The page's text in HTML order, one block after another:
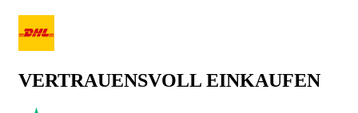
VERTRAUENSVOLL EINKAUFEN